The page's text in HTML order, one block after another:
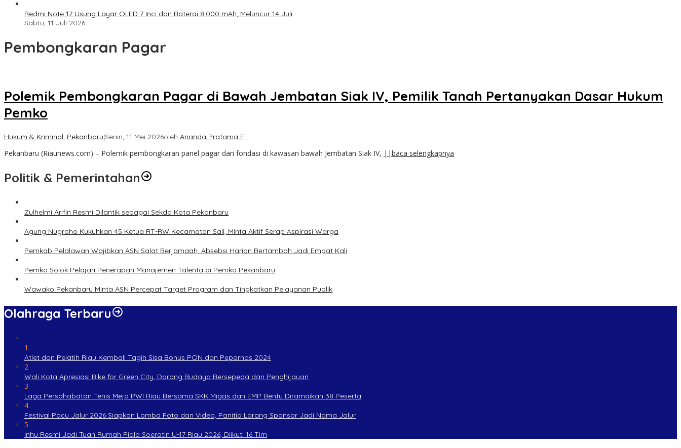
Redmi Note 17 Usung Layar OLED 7 Inci dan Baterai 8.000 mAh, Meluncur 14 Juli
Sabtu, 11 Juli 2026
Pembongkaran Pagar
Polemik Pembongkaran Pagar di Bawah Jembatan Siak IV, Pemilik Tanah Pertanyakan Dasar Hukum
Pemko
Hukum & Kriminal, Pekanbaru|Senin, 11 Mei 2026oleh Ananda Pratama F
Pekanbaru (Riaunews.com) – Polemik pembongkaran panel pagar dan fondasi di kawasan bawah Jembatan Siak IV, ||baca selengkapnya
Politik & Pemerintahan
Zulhelmi Arifin Resmi Dilantik sebagai Sekda Kota Pekanbaru
Agung Nugroho Kukuhkan 45 Ketua RT-RW Kecamatan Sail, Minta Aktif Serap Aspirasi Warga
Pemkab Pelalawan Wajibkan ASN Salat Berjamaah, Absebsi Harian Bertambah Jadi Empat Kali
Pemko Solok Pelajari Penerapan Manajemen Talenta di Pemko Pekanbaru
Wawako Pekanbaru Minta ASN Percepat Target Program dan Tingkatkan Pelayanan Publik
Olahraga Terbaru
1
Atlet dan Pelatih Riau Kembali Tagih Sisa Bonus PON dan Peparnas 2024
2
Wali Kota Apresiasi Bike for Green City, Dorong Budaya Bersepeda dan Penghijauan
3
Laga Persahabatan Tenis Meja PWI Riau Bersama SKK Migas dan EMP Bentu Diramaikan 38 Peserta
4
Festival Pacu Jalur 2026 Siapkan Lomba Foto dan Video, Panitia Larang Sponsor Jadi Nama Jalur
5
Inhu Resmi Jadi Tuan Rumah Piala Soeratin U-17 Riau 2026, Diikuti 16 Tim